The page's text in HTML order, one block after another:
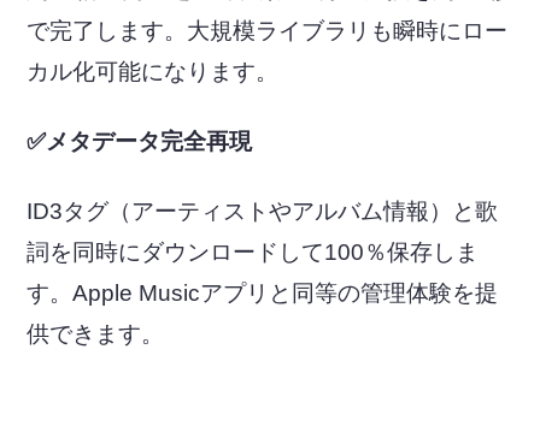
で完了します。大規模ライブラリも瞬時にロー
カル化可能になります。
✅メタデータ完全再現
ID3タグ（アーティストやアルバム情報）と歌
詞を同時にダウンロードして100％保存しま
す。Apple Musicアプリと同等の管理体験を提
供できます。